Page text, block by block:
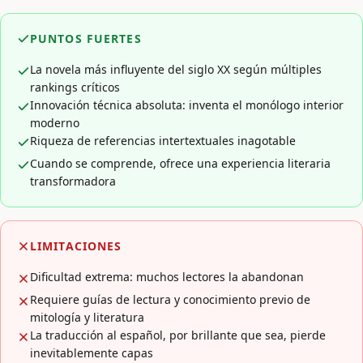
PUNTOS FUERTES
La novela más influyente del siglo XX según múltiples
rankings críticos
Innovación técnica absoluta: inventa el monólogo interior
moderno
Riqueza de referencias intertextuales inagotable
Cuando se comprende, ofrece una experiencia literaria
transformadora
LIMITACIONES
Dificultad extrema: muchos lectores la abandonan
Requiere guías de lectura y conocimiento previo de
mitología y literatura
La traducción al español, por brillante que sea, pierde
inevitablemente capas